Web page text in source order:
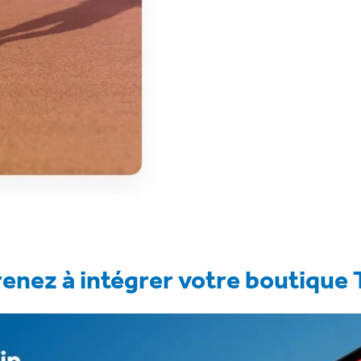
à intégrer votre boutique